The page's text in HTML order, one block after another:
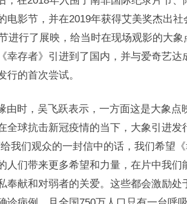
电影节 ，并在2019年获得艾美奖杰出社
进行了展映，给当时在现场观影的大
幸存者》引进到了国内，并与爱奇艺
行的首次尝试。
时，吴飞跃表示，一方面这是大象点
全球抗击新冠疫情的当下，大象引进
我们观众的一封信中的话，我们希望
人们带来更多希望和力量，在片中我们
献和对弱者的关爱。这些都会激励处